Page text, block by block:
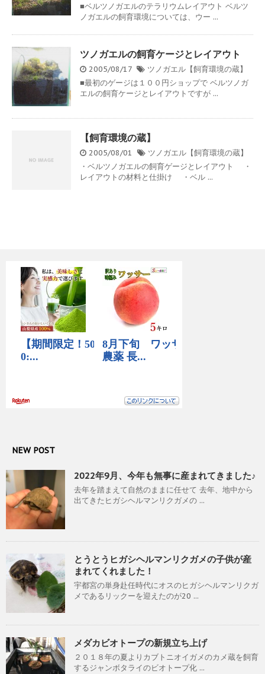
■ベルツノガエルのテラリウムレイアウト ベルツ
ノガエルの飼育環境については、ウー ...
ツノガエルの飼育ケージとレイアウト
2005/08/17
ツノガエル【飼育環境の蔵】
■最初のゲージは１００円ショップで ベルツノガ
エルの飼育ケージとレイアウトですが ...
【飼育環境の蔵】
2005/08/01
ツノガエル【飼育環境の蔵】
・ベルツノガエルの飼育ゲージとレイアウト ・
レイアウトの材料と仕掛け ・ベル ...
NEW POST
2022年9月、今年も無事に産まれてきました♪
去年を踏まえて自然のままに任せて 去年、地中から
出てきたヒガシヘルマンリクガメの ...
とうとうヒガシヘルマンリクガメの子供が産
まれてくれました！
宇都宮の単身赴任時代にオスのヒガシヘルマンリクガ
メであるリックーを迎えたのが20 ...
メダカビオトープの新規立ち上げ
２０１８年の夏よりカブトニオイガメのカメ蔵を飼育
するジャンボタライのビオトープ化 ...